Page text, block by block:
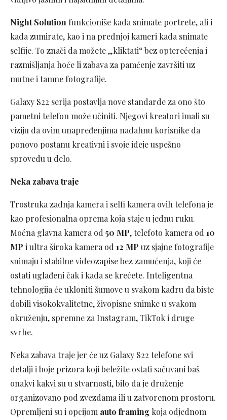
Night Solution funkcioniše kada snimate portrete, ali i
kada zumirate, kao i na prednjoj kameri kada snimate
selfije. To znači da možete „kliktati“ bez opterećenja i
razmišljanja hoće li zabava za pamćenje završiti uz
mutne i tamne fotografije.
Galaxy S22 serija postavlja nove standarde za ono što
pametni telefon može učiniti. Njegovi kreatori imali su
viziju da ovim unapređenjima nadahnu korisnike da
ponovo postanu kreativni i svoje ideje uspešno
sprovedu u delo.
Neka zabava traje
Trostruka zadnja kamera i selfi kamera ovih telefona je
kao profesionalna oprema koja staje u jednu ruku.
Moćna glavna kamera od 50 MP, telefoto kamera od 10
MP i ultra široka kamera od 12 MP uz sjajne fotografije
snimaju i stabilne videozapise bez zamućenja, koji će
ostati uglađeni čak i kada se krećete. Inteligentna
tehnologija će ukloniti šumove u svakom kadru da biste
dobili visokokvalitetne, živopisne snimke u svakom
okruženju, spremne za Instagram, TikTok i druge
svrhe.
Neka zabava traje jer će uz Galaxy S22 telefone svi
detalji i boje prizora koji beležite ostati sačuvani baš
onakvi kakvi su u stvarnosti, bilo da je druženje
organizovano pod zvezdama ili u zatvorenom prostoru.
Opremljeni su i opcijom auto framing koja odjednom